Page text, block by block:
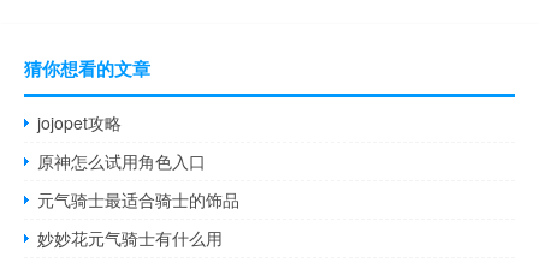
猜你想看的文章
jojopet攻略
原神怎么试用角色入口
元气骑士最适合骑士的饰品
妙妙花元气骑士有什么用